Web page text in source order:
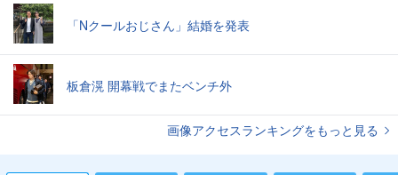
「Nクールおじさん」結婚を発表
板倉滉 開幕戦でまたベンチ外
画像アクセスランキングをもっと見る